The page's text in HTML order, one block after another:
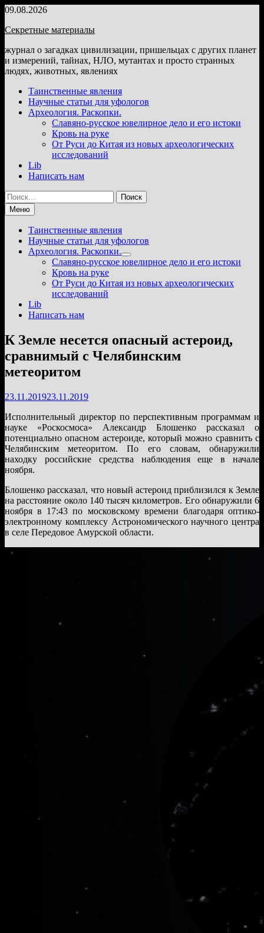
Перейти
содержимому
09.08.2026
Секретные материалы
журнал о загадках цивилизации, пришельцах с других планет
и измерений, тайнах, НЛО, мутантах и просто странных
людях, животных, явлениях
Таинственные явления
Научные статьи для уфологов
Археология. Раскопки.
Славяно-русское ювелирное дело и его истоки
Кровь на руке
От Руси до Китая из новых археологических
исследований
Lib
Написать нам
Найти:
Меню
Таинственные явления
Научные статьи для уфологов
Археология. Раскопки.
Показать
подменю
Славяно-русское ювелирное дело и его истоки
Кровь на руке
От Руси до Китая из новых археологических
исследований
Lib
Написать нам
К Земле несется опасный астероид,
сравнимый с Челябинским
метеоритом
23.11.201923.11.2019
Исполнительный директор по перспективным программам и
науке «Роскосмоса» Александр Блошенко рассказал о
потенциально опасном астероиде, который можно сравнить с
Челябинским метеоритом. По его словам, обнаружили
находку российские средства наблюдения еще в начале
ноября.
Блошенко рассказал, что новый астероид приблизился к Земле
на расстояние около 140 тысяч километров. Его обнаружили 6
ноября в 17:43 по московскому времени благодаря оптико-
электронному комплексу Астрономического научного центра
в селе Передовое Амурской области.